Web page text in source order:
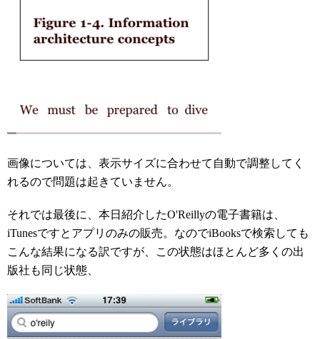
画像については、表示サイズに合わせて自動で調整してく
れるので問題は起きていません。
それでは最後に、本日紹介したO'Reillyの電子書籍は、
iTunesですとアプリのみの販売。なのでiBooksで検索しても
こんな結果になる訳ですが、この状態はほとんど多くの出
版社も同じ状態、